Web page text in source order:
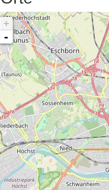
+
-